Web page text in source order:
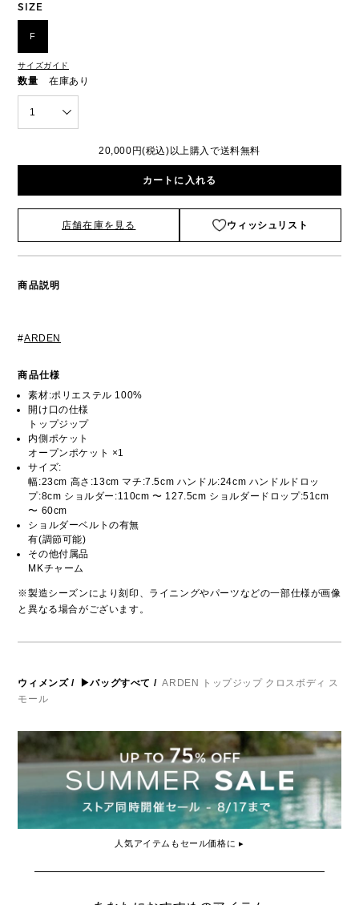
SIZE
F
サイズガイド
数量 在庫あり
1
20,000円(税込)以上購入で送料無料
カートに入れる
店舗在庫を見る ウィッシュリスト
商品説明
#ARDEN
商品仕様
素材:ポリエステル 100%
開け口の仕様
トップジップ
内側ポケット
オープンポケット ×1
サイズ:
幅:23cm 高さ:13cm マチ:7.5cm ハンドル:24cm ハンドルドロッ
プ:8cm ショルダー:110cm 〜 127.5cm ショルダードロップ:51cm
〜 60cm
ショルダーベルトの有無
有(調節可能)
その他付属品
MKチャーム
※製造シーズンにより刻印、ライニングやパーツなどの一部仕様が画像
と異なる場合がございます。
ウィメンズ/ ▶バッグすべて / ARDEN トップジップ クロスボディ ス
モール
人気アイテムもセール価格に ▸